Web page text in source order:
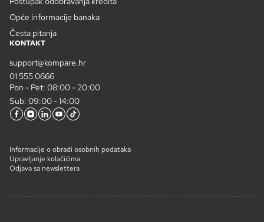
Opće informacije banaka
Česta pitanja
KONTAKT
support@kompare.hr
01 555 0666
Pon - Pet: 08:00 - 20:00
Sub: 09:00 - 14:00
Informacije o obradi osobnih podataka
Upravljanje kolačićima
Odjava sa newslettera